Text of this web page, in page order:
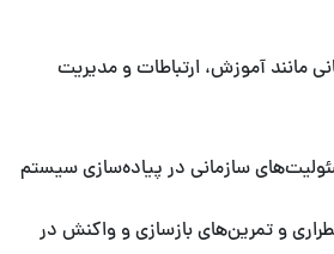
مانند آموزش، ارتباطات و مدیریت
سازمانی در پیاده‌سازی سیستم
و تمرین‌های بازسازی و واکنش در